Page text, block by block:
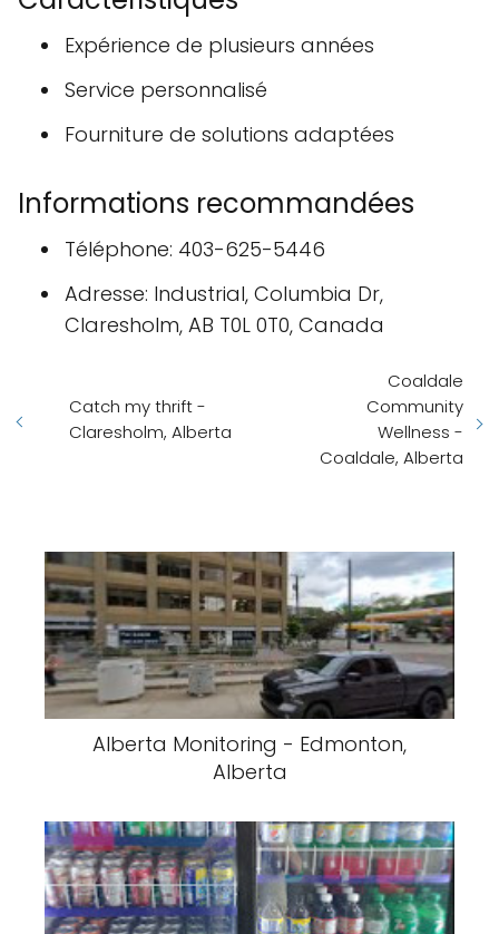
Expérience de plusieurs années
Service personnalisé
Fourniture de solutions adaptées
Informations recommandées
Téléphone: 403-625-5446
Adresse: Industrial, Columbia Dr,
Claresholm, AB T0L 0T0, Canada
Catch my thrift -
Claresholm, Alberta
Coaldale
Community
Wellness -
Coaldale, Alberta
Alberta Monitoring - Edmonton,
Alberta